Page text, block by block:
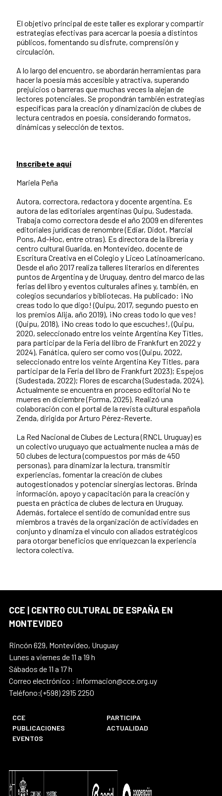
El objetivo principal de este taller es explorar y compartir
estrategias efectivas para acercar la poesía a distintos
públicos, fomentando su disfrute, comprensión y
circulación.
A lo largo del encuentro, se abordarán herramientas para
hacer la poesía más accesible y atractiva, superando
prejuicios o barreras que muchas veces la alejan de
lectores potenciales. Se propondrán también estrategias
específicas para la creación y dinamización de clubes de
lectura centrados en poesía, considerando formatos,
dinámicas y selección de textos.
Inscríbete aquí
Mariela Peña
Autora, correctora, redactora y docente argentina. Es
autora de las editoriales argentinas Quipu, Sudestada.
Trabaja como correctora desde el año 2009 en diferentes
editoriales jurídicas de renombre (Ediar, Didot, Marcial
Pons, Ad-Hoc, entre otras). Es directora de la librería y
centro cultural Guarida, en Montevideo, docente de
Escritura Creativa en el Colegio y Liceo Latinoamericano.
Desde el año 2017 realiza talleres literarios en diferentes
puntos de Argentina y de Uruguay, dentro del marco de las
ferias del libro y eventos culturales afines y, también, en
colegios secundarios y bibliotecas. Ha publicado: ¡No
creas todo lo que digo! (Quipu, 2017, segundo puesto en
los premios Alija, año 2019), ¡No creas todo lo que ves!
(Quipu, 2018), ¡No creas todo lo que escuches!, (Quipu,
2020, seleccionado entre los veinte Argentina Key Titles,
para participar de la Feria del libro de Frankfurt en 2022 y
2024), Fanática, quiero ser como vos (Quipu, 2022,
seleccionado entre los veinte Argentina Key Titles, para
participar de la Feria del libro de Frankfurt 2023); Espejos
(Sudestada, 2022); Flores de escarcha (Sudestada, 2024).
Actualmente se encuentra en proceso editorial No te
mueres en diciembre (Forma, 2025). Realizó una
colaboración con el portal de la revista cultural española
Zenda, dirigida por Arturo Pérez-Reverte.
La Red Nacional de Clubes de Lectura (RNCL Uruguay) es
un colectivo uruguayo que actualmente nuclea a más de
50 clubes de lectura (compuestos por más de 450
personas), para dinamizar la lectura, transmitir
experiencias, fomentar la creación de clubes
autogestionados y potenciar sinergias lectoras. Brinda
información, apoyo y capacitación para la creación y
puesta en práctica de clubes de lectura en Uruguay.
Además, fortalece el sentido de comunidad entre sus
miembros a través de la organización de actividades en
conjunto y dinamiza el vínculo con aliados estratégicos
para otorgar beneficios que enriquezcan la experiencia
lectora colectiva.
CCE | CENTRO CULTURAL DE ESPAÑA EN
MONTEVIDEO
Rincón 629, Montevideo, Uruguay
Lunes a viernes de 11 a 19 h
Sábados de 11 a 17 h
Correo electrónico : informacion@cce.org.uy
Teléfono:(+598) 2915 2250
CCE
PARTICIPA
PUBLICACIONES
ACTUALIDAD
EVENTOS